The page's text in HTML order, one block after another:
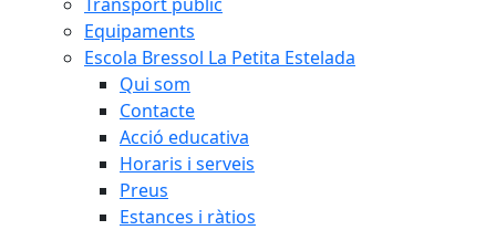
Equipaments
Escola Bressol La Petita Estelada
Qui som
Contacte
Acció educativa
Horaris i serveis
Preus
Estances i ràtios